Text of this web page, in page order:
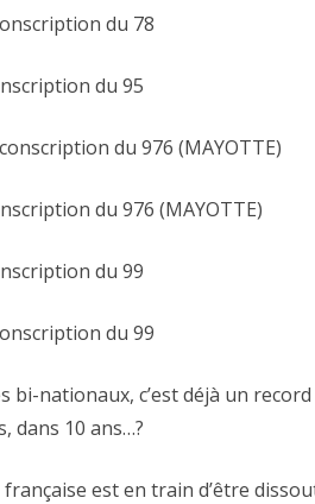
du 78
du 95
du 976 (MAYOTTE)
du 976 (MAYOTTE)
du 99
du 99
bi-nationaux, c’est déjà un
dans 10 ans…?
est en train d’être